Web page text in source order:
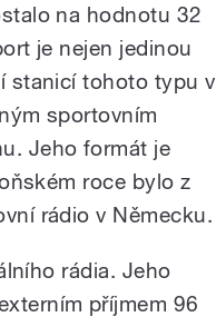
na hodnotu 32
je nejen jedinou
stanicí tohoto typu v
sportovním
Jeho formát je
roce bylo z
rádio v Německu.
rádia. Jeho
příjmem 96